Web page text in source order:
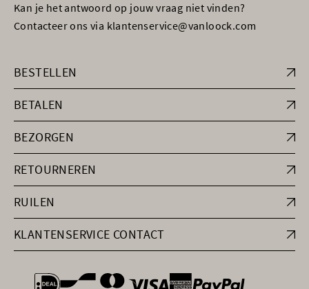
Kan je het antwoord op jouw vraag niet vinden?
Contacteer ons via klantenservice@vanloock.com
BESTELLEN
BETALEN
BEZORGEN
RETOURNEREN
RUILEN
KLANTENSERVICE CONTACT
general.paymentOptions